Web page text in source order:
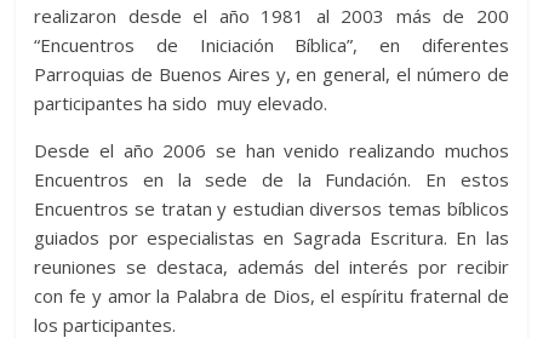
realizaron desde el año 1981 al 2003 más de 200
“Encuentros de Iniciación Bíblica”, en diferentes
Parroquias de Buenos Aires y, en general, el número de
participantes ha sido muy elevado.
Desde el año 2006 se han venido realizando muchos
Encuentros en la sede de la Fundación. En estos
Encuentros se tratan y estudian diversos temas bíblicos
guiados por especialistas en Sagrada Escritura. En las
reuniones se destaca, además del interés por recibir
con fe y amor la Palabra de Dios, el espíritu fraternal de
los participantes.